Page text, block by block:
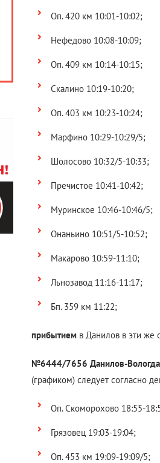
Оп. 420 км 10:01-10:02;
Нефедово 10:08-10:09;
Оп. 409 км 10:14-10:15;
Скалино 10:19-10:20;
Оп. 403 км 10:23-10:24;
Марфино 10:29-10:29/5;
Шолосово 10:32/5-10:33;
Пречистое 10:41-10:42;
Муринское 10:46-10:46/5;
Онаньино 10:51/5-10:52;
Макарово 10:59-11:10;
Льнозавод 11:16-11:17;
Бп. 359 км 11:22;
прибытием в Данилов в эти же
№6444/7656 Данилов-
(графиком) следует согласно
Оп. Скоморохово 18:55-
Грязовец 19:03-19:04;
Оп. 453 км 19:09-19:09/5;